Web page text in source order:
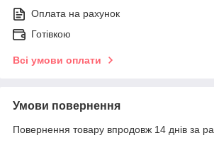
Оплата на рахунок
Готівкою
Всі умови оплати
Умови повернення
Повернення товару впродовж 14 днів за